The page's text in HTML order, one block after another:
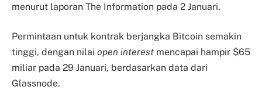
menurut laporan The Information pada 2 Januari.
Permintaan untuk kontrak berjangka Bitcoin semakin
tinggi, dengan nilai open interest mencapai hampir $65
miliar pada 29 Januari, berdasarkan data dari
Glassnode.